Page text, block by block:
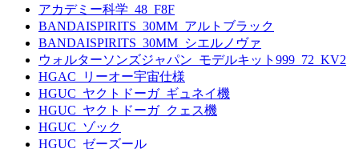
アカデミー科学_48_F8F
BANDAISPIRITS_30MM_アルトブラック
BANDAISPIRITS_30MM_シエルノヴァ
ウォルターソンズジャパン_モデルキット999_72_KV2
HGAC_リーオー宇宙仕様
HGUC_ヤクトドーガ_ギュネイ機
HGUC_ヤクトドーガ_クェス機
HGUC_ゾック
HGUC_ゼーズール